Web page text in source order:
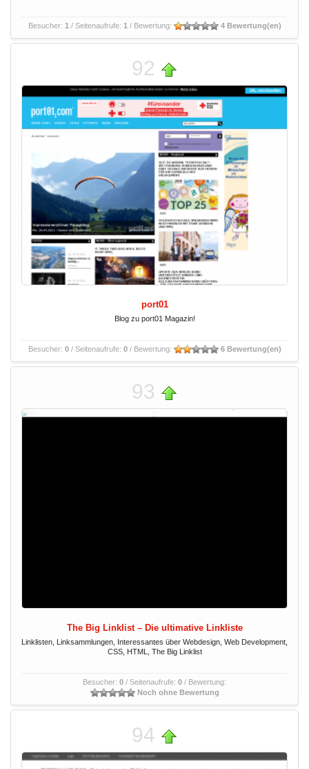
Besucher: 1 / Seitenaufrufe: 1 / Bewertung: 4 Bewertung(en)
92
port01
Blog zu port01 Magazin!
Besucher: 0/ Seitenaufrufe: 0/ Bewertung: 6 Bewertung(en)
93
The Big Linklist – Die ultimative Linkliste
Linklisten, Linksammlungen, Interessantes über Webdesign, Web Development,
CSS, HTML, The Big Linklist
Besucher: 0 / Seitenaufrufe: 0 / Bewertung:
Noch ohne Bewertung
94